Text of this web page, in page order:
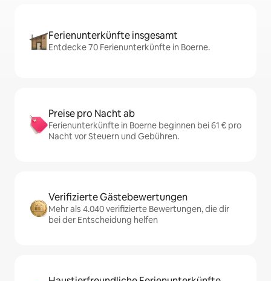
Ferienunterkünfte insgesamt
Entdecke 70 Ferienunterkünfte in Boerne.
Preise pro Nacht ab
Ferienunterkünfte in Boerne beginnen bei 61 € pro
Nacht vor Steuern und Gebühren.
Verifizierte Gästebewertungen
Mehr als 4.040 verifizierte Bewertungen, die dir
bei der Entscheidung helfen